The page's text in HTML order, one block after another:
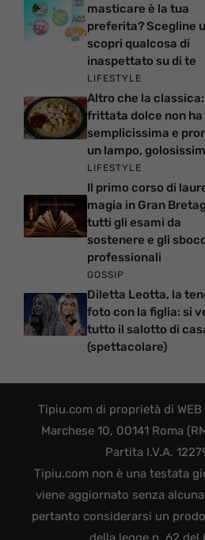
masticare è la tua
preferita? Scegline
scopri qualcosa di
inaspettato su di te
LIFESTYLE
Altro che la
frittata dolce non ha
semplicissima e
un lampo,
LIFESTYLE
Il primo corso di
magia in Gran
tutti gli esami da
sostenere e gli
professionali
GOSSIP
Diletta Leotta, la
foto con la figlia: si
tutto il salotto di
(spettacolare)
Tipiu.com di proprietà di WEB
Marchese 10, 00141 Roma
Partita I.V.A.
Tipiu.com non è una testata
viene aggiornato senza
pertanto considerarsi un